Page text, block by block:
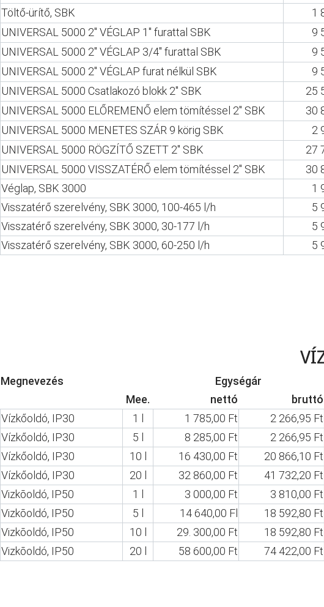
Töltő-ürítő, SBK
1
UNIVERSAL 5000 2" VÉGLAP 1" furattal SBK
9
UNIVERSAL 5000 2" VÉGLAP 3/4" furattal SBK
9
UNIVERSAL 5000 2" VÉGLAP furat nélkül SBK
9
UNIVERSAL 5000 Csatlakozó blokk 2" SBK
25
UNIVERSAL 5000 ELŐREMENŐ elem tömítéssel 2" SBK
30
UNIVERSAL 5000 MENETES SZÁR 9 körig SBK
2
UNIVERSAL 5000 RÖGZÍTŐ SZETT 2" SBK
27
UNIVERSAL 5000 VISSZATÉRŐ elem tömítéssel 2" SBK
30
Véglap, SBK 3000
1
Visszatérő szerelvény, SBK 3000, 100-465 l/h
5
Visszatérő szerelvény, SBK 3000, 30-177 l/h
5
Visszatérő szerelvény, SBK 3000, 60-250 l/h
5
Megnevezés
Egységár
Mee.
nettó bruttó
Vízkőoldó, IP30
1 l 1 785,00 Ft 2 266,95 Ft
Vízkőoldó, IP30
5 l 8 285,00 Ft 2 266,95 Ft
Vízkőoldó, IP30
10 l 16 430,00 Ft 20 866,10 Ft
Vízkőoldó, IP30
20 l 32 860,00 Ft 41 732,20 Ft
Vizkōoldó, IP50
1 l 3 000,00 Ft 3 810,00 Ft
Vizkōoldó, IP50
5 l 14 640,00 Fl 18 592,80 Ft
Vizkōoldó, IP50
10 l 29. 300,00 Ft 18 592,80 Ft
Vizkōoldó, IP50
20 l 58 600,00 Ft 74 422,00 Ft